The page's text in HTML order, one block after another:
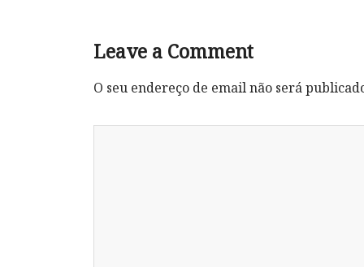
Leave a Comment
O seu endereço de email não será